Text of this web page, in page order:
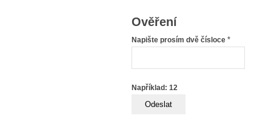
Ověření
Napište prosím dvě čísloce *
Například: 12